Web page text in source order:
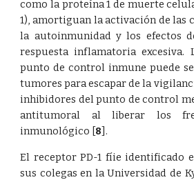
como la proteína 1 de muerte
1), amortiguan la activación de las
la autoinmunidad y los efectos
respuesta inflamatoria excesiva.
punto de control inmune puede
tumores para escapar de la
inhibidores del punto de control
antitumoral al liberar los
inmunológico [8] .
El receptor PD-1 fíie identificado
sus colegas en la Universidad de